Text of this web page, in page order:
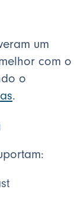
um
com o
o
.